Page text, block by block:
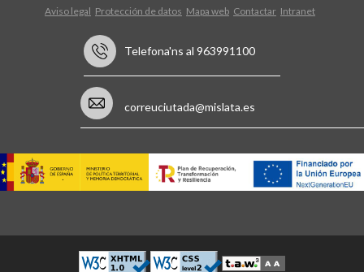
Aviso legal Protección de datos Mapa web Contactar Intranet
Telefona'ns al 963991100
correuciutada@mislata.es